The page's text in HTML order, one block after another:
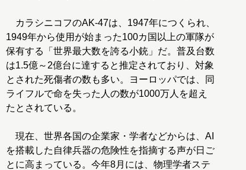
カラシニコフのAK-47は、1947年につくられ、
1949年から使用が始まった100カ国以上の軍隊が
保有する「世界最大数を誇る小銃」だ。普及台数
は1.5億～2億台に達すると推定されており、対象
とされた死傷者の数も多い。ヨーロッパでは、同
ライフルで命を失った人の数が1000万人を超え
たとされている。
現在、世界各国の企業家・学者などからは、AI
を搭載した自律兵器の危険性を指摘する声が日ご
とに高まっている。今年8月には、物理学者ステ